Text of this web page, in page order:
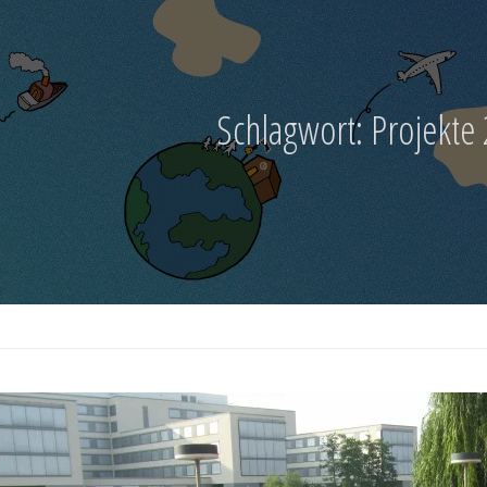
Schlagwort:Projekte